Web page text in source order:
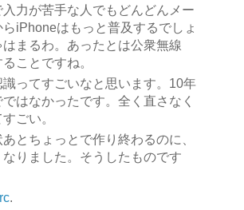
入力が苦手な人でもどんどんメー
iPhoneはもっと普及するでしょ
はまるわ。あったとは公衆無線
ことですね。
識ってすごいなと思います。10年
はなかったです。全く直さなく
ごい。
とちょっとで作り終わるのに、
りました。そうしたものです
.